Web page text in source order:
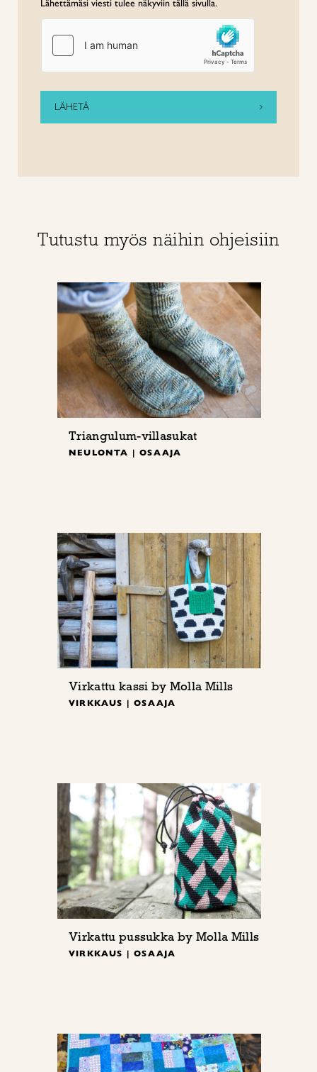
Lähettämäsi viesti tulee näkyviin tällä sivulla.
Tutustu myös näihin ohjeisiin
Triangulum-villasukat
NEULONTA | OSAAJA
Virkattu kassi by Molla Mills
VIRKKAUS | OSAAJA
Virkattu pussukka by Molla Mills
VIRKKAUS | OSAAJA